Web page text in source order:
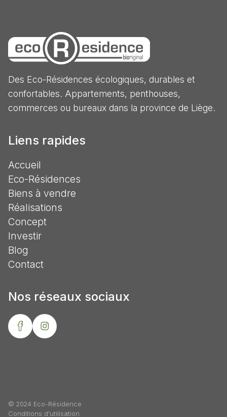
Des Eco-Résidences écologiques, durables et
confortables. Appartements, penthouses,
commerces ou bureaux dans la province de Liège.
Liens rapides
Accueil
Eco-Résidences
Biens à vendre
Réalisations
Concept
Investir
Blog
Contact
Nos réseaux sociaux
© 2024 Eco-Résidence
Conditions d'utilisation